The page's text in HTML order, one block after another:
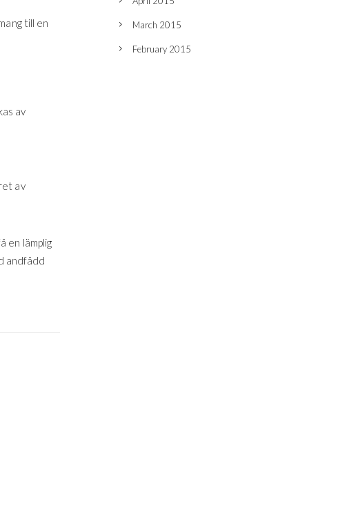
till en
av
av
en lämplig
andfådd
March 2015
February 2015